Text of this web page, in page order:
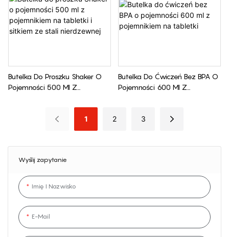
Wyślij zapytanie
Imię I Nazwisko
E-Mail
Butelka Do Proszku Shaker O
Pojemności 500 Ml Z
Sitkiem Ze Stali Nierdzewnej
Butelka Do Ćwiczeń Bez BPA O
Pojemności 600 Ml Z
1 2 3